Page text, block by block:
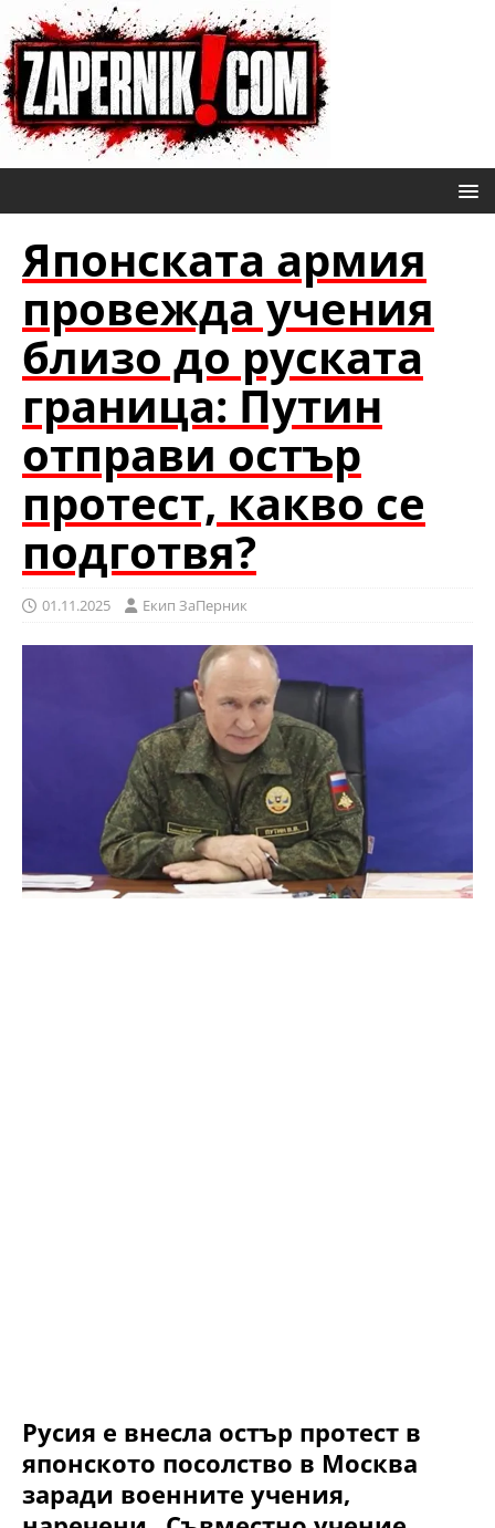
Японската армия
провежда учения
близо до руската
граница: Путин
отправи остър
протест, какво се
подготвя?
01.11.2025 Eкип ЗаПерник
Русия е внесла остър протест в
японското посолство в Москва
заради военните учения,